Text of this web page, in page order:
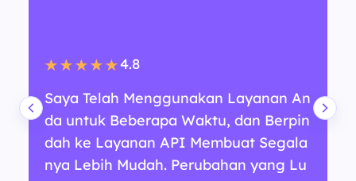
★★★★★4.8
Saya Telah Menggunakan Layanan An
da untuk Beberapa Waktu, dan Berpin
dah ke Layanan API Membuat Segala
nya Lebih Mudah. Perubahan yang Lu